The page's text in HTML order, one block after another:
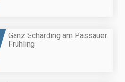
Ganz Schärding am Passauer
Frühling